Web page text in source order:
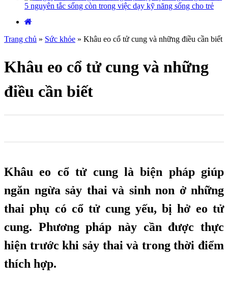
5 nguyên tắc sống còn trong việc dạy kỹ năng sống cho trẻ
Trang chủ » Sức khỏe » Khâu eo cổ tử cung và những điều cần biết
Khâu eo cổ tử cung và những
điều cần biết
Khâu eo cổ tử cung là biện pháp giúp
ngăn ngừa sảy thai và sinh non ở những
thai phụ có cổ tử cung yếu, bị hở eo tử
cung. Phương pháp này cần được thực
hiện trước khi sảy thai và trong thời điểm
thích hợp.